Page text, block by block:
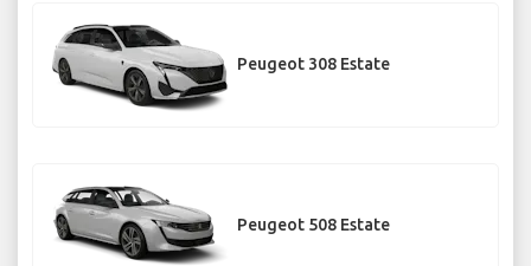
Peugeot 308 Estate
Peugeot 508 Estate